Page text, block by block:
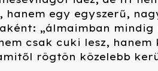
hanem egy egyszerű,
„álmaimban mindig
csak cuki lesz,
rögtön közelebb